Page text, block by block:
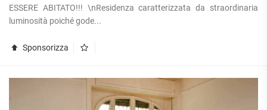
ESSERE ABITATO!!! \nResidenza caratterizzata da straordinaria
luminosità poiché gode...
Sponsorizza